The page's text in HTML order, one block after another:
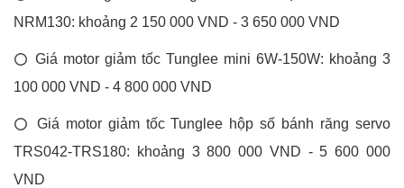
NRM130: khoảng 2 150 000 VND - 3 650 000 VND
⭕ Giá motor giảm tốc Tunglee mini 6W-150W: khoảng 3
100 000 VND - 4 800 000 VND
⭕ Giá motor giảm tốc Tunglee hộp số bánh răng servo
TRS042-TRS180: khoảng 3 800 000 VND - 5 600 000
VND